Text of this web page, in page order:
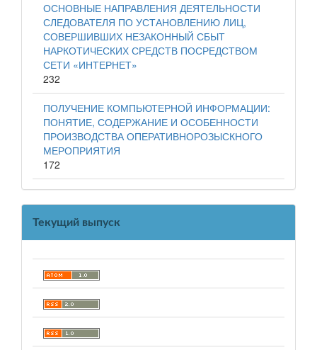
ОСНОВНЫЕ НАПРАВЛЕНИЯ ДЕЯТЕЛЬНОСТИ
СЛЕДОВАТЕЛЯ ПО УСТАНОВЛЕНИЮ ЛИЦ,
СОВЕРШИВШИХ НЕЗАКОННЫЙ СБЫТ
НАРКОТИЧЕСКИХ СРЕДСТВ ПОСРЕДСТВОМ
СЕТИ «ИНТЕРНЕТ»
232
ПОЛУЧЕНИЕ КОМПЬЮТЕРНОЙ ИНФОРМАЦИИ:
ПОНЯТИЕ, СОДЕРЖАНИЕ И ОСОБЕННОСТИ
ПРОИЗВОДСТВА ОПЕРАТИВНОРОЗЫСКНОГО
МЕРОПРИЯТИЯ
172
Текущий выпуск